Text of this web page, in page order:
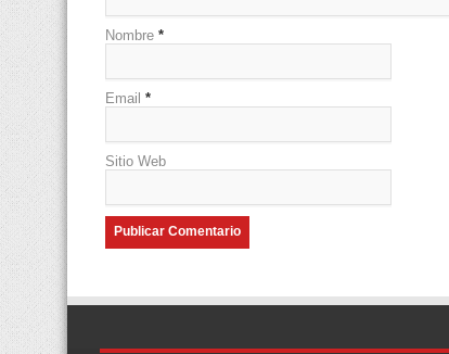
Nombre *
Email *
Sitio Web